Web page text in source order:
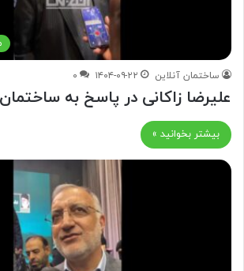
ساختمان آنلاین ۱۴۰۴-۰۹-۲۲ ۰
علیرضا زاکانی در پاسخ به
بیشتر بخوانید »